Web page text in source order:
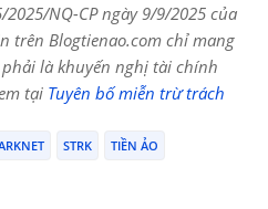
NQ-CP ngày 9/9/2025 của
trên Blogtienao.com chỉ mang
là khuyến nghị tài chính
tại Tuyên bố miễn trừ trách
STRK
TIỀN ẢO